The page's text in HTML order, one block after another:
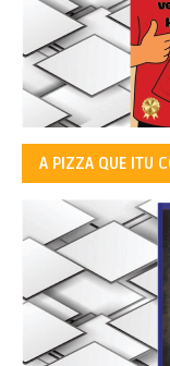
A PIZZA QUE ITU